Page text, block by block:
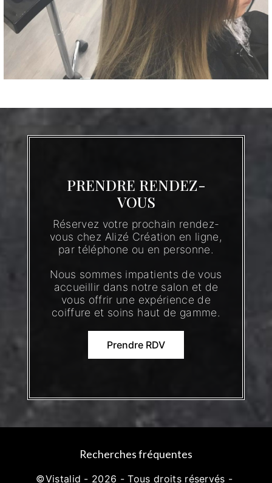
PRENDRE RENDEZ-
VOUS
Réservez votre prochain rendez-
vous chez Alizé Création en ligne,
par téléphone ou en personne.
Nous sommes impatients de vous
accueillir dans notre salon et de
vous offrir une expérience de
coiffure et soins haut de gamme.
Prendre RDV
Recherches fréquentes
©Vistalid - 2026 - Tous droits réservés -